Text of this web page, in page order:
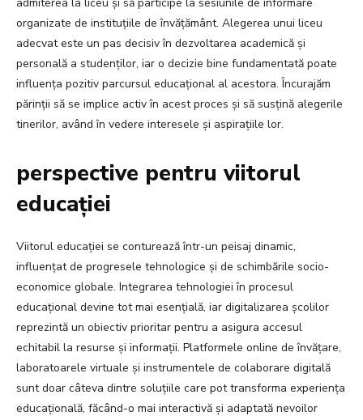
admiterea la liceu și să participe la sesiunile de informare
organizate de instituțiile de învățământ. Alegerea unui liceu
adecvat este un pas decisiv în dezvoltarea academică și
personală a studenților, iar o decizie bine fundamentată poate
influența pozitiv parcursul educațional al acestora. Încurajăm
părinții să se implice activ în acest proces și să susțină alegerile
tinerilor, având în vedere interesele și aspirațiile lor.
perspective pentru viitorul
educației
Viitorul educației se conturează într-un peisaj dinamic,
influențat de progresele tehnologice și de schimbările socio-
economice globale. Integrarea tehnologiei în procesul
educațional devine tot mai esențială, iar digitalizarea școlilor
reprezintă un obiectiv prioritar pentru a asigura accesul
echitabil la resurse și informații. Platformele online de învățare,
laboratoarele virtuale și instrumentele de colaborare digitală
sunt doar câteva dintre soluțiile care pot transforma experiența
educațională, făcând-o mai interactivă și adaptată nevoilor